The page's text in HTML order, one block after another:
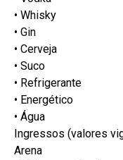
• Whisky
• Gin
• Cerveja
• Suco
• Refrigerante
• Energético
• Água
Ingressos (valores
Arena